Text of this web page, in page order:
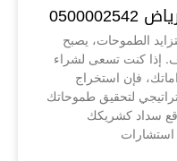
الطموحات، يصبح
إذا كنت تسعى لشراء
فإن استخراج
لتحقيق طموحاتك
سداد كشريكك
استشارات